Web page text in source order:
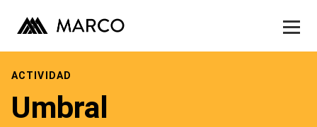
Skip
Museo
Actividades
Publicaciones
ACTIVIDAD
Umbral